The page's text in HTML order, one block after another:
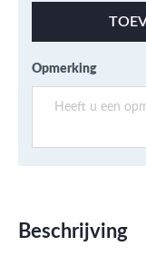
Opmerking
Beschrijving